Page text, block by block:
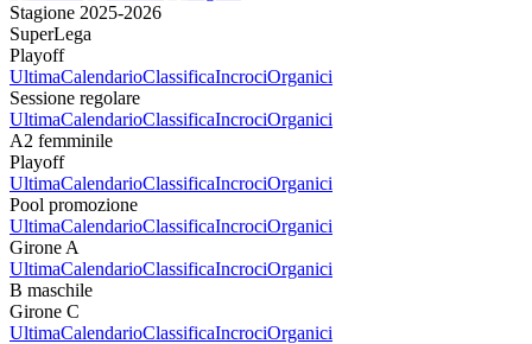
Stagione 2025-2026
SuperLega
Playoff
UltimaCalendarioClassificaIncrociOrganici
Sessione regolare
UltimaCalendarioClassificaIncrociOrganici
A2 femminile
Playoff
UltimaCalendarioClassificaIncrociOrganici
Pool promozione
UltimaCalendarioClassificaIncrociOrganici
Girone A
UltimaCalendarioClassificaIncrociOrganici
B maschile
Girone C
UltimaCalendarioClassificaIncrociOrganici